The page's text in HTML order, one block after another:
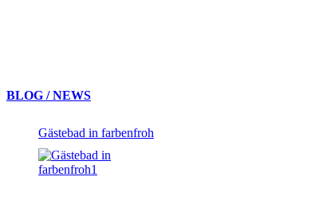
BLOG / NEWS
Gästebad in farbenfroh